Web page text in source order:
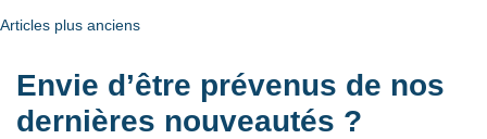
Navigation
des
articles
Articles plus anciens
Envie d’être prévenus de nos
dernières nouveautés ?